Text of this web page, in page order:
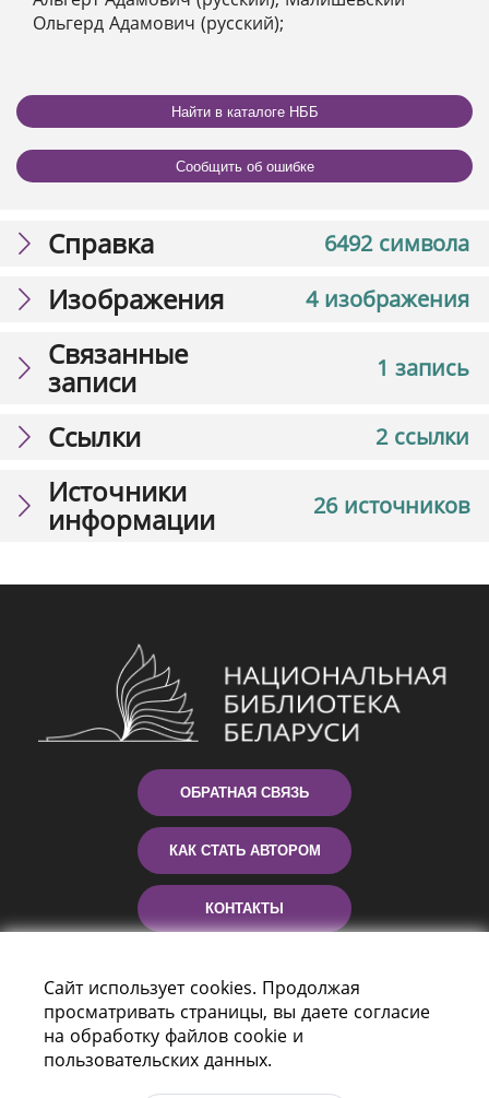
Ольгерд Адамович (русский);
Найти в каталоге НББ
Сообщить об ошибке
6492 символа
Справка
4 изображения
Изображения
1 запись
Связанные
записи
2 ссылки
Ссылки
26 источников
Источники
информации
ОБРАТНАЯ СВЯЗЬ
КАК СТАТЬ АВТОРОМ
КОНТАКТЫ
Сайт использует cookies. Продолжая
просматривать страницы, вы даете согласие
на обработку файлов cookie и
пользовательских данных.